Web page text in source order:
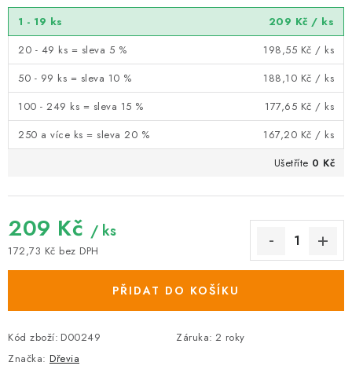
1 - 19 ks 209 Kč / ks
20 - 49 ks = sleva 5 %
198,55 Kč / ks
50 - 99 ks = sleva 10 %
188,10 Kč / ks
100 - 249 ks = sleva 15 %
177,65 Kč / ks
250 a více ks = sleva 20 %
167,20 Kč / ks
Ušetříte 0 Kč
209 Kč / ks
172,73 Kč bez DPH
PŘIDAT DO KOŠÍKU
Kód zboží: D00249 Záruka: 2 roky
Značka: Dřevia